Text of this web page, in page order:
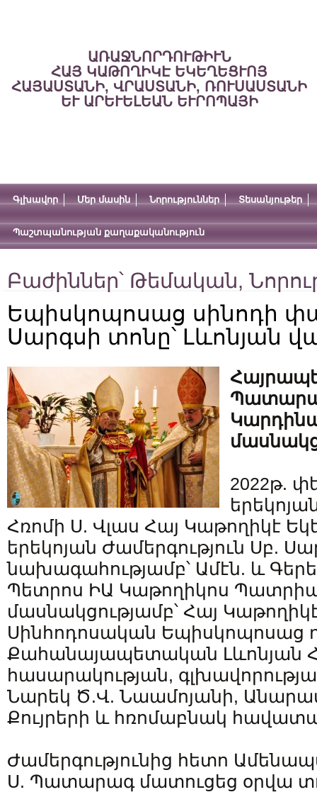
ԱՌԱՋՆՈՐԴՈՒԹԻՒՆ
ՀԱՅ ԿԱԹՈՂԻԿԷ ԵԿԵՂԵՑՒՈՅ
ՀԱՅԱՍՏԱՆԻ, ՎՐԱՍՏԱՆԻ, ՌՈՒՍԱՍՏԱՆԻ
ԵՒ ԱՐԵՒԵԼԵԱՆ ԵՒՐՈՊԱՅԻ
Գլխավոր Մեր մասին Նորություններ Տեսանյութեր
Պաշտպանության քաղաքականություն
Բաժիններ՝ Թեմական,
Եպիսկոպոսաց սինոդի
Սարգսի տոնը՝ Լևոնյան
2022թ.
Հռոմի Ս. Վլաս Հայ Կաթողիկէ
երեկոյան Ժամերգություն Սբ.
նախագահությամբ՝ Ամէն. և
Պետրոս ԻԱ Կաթողիկոս
մասնակցությամբ՝ Հայ
Սինհոդոսական Եպիսկոպոսաց
Քահանայապետական Լևոնյան
հասարակության,
Նարեկ Ծ.Վ. Նաամոյանի,
Քույրերի և հռոմաբնակ
Ժամերգությունից հետո
Ս. Պատարագ մատուցեց օրվա